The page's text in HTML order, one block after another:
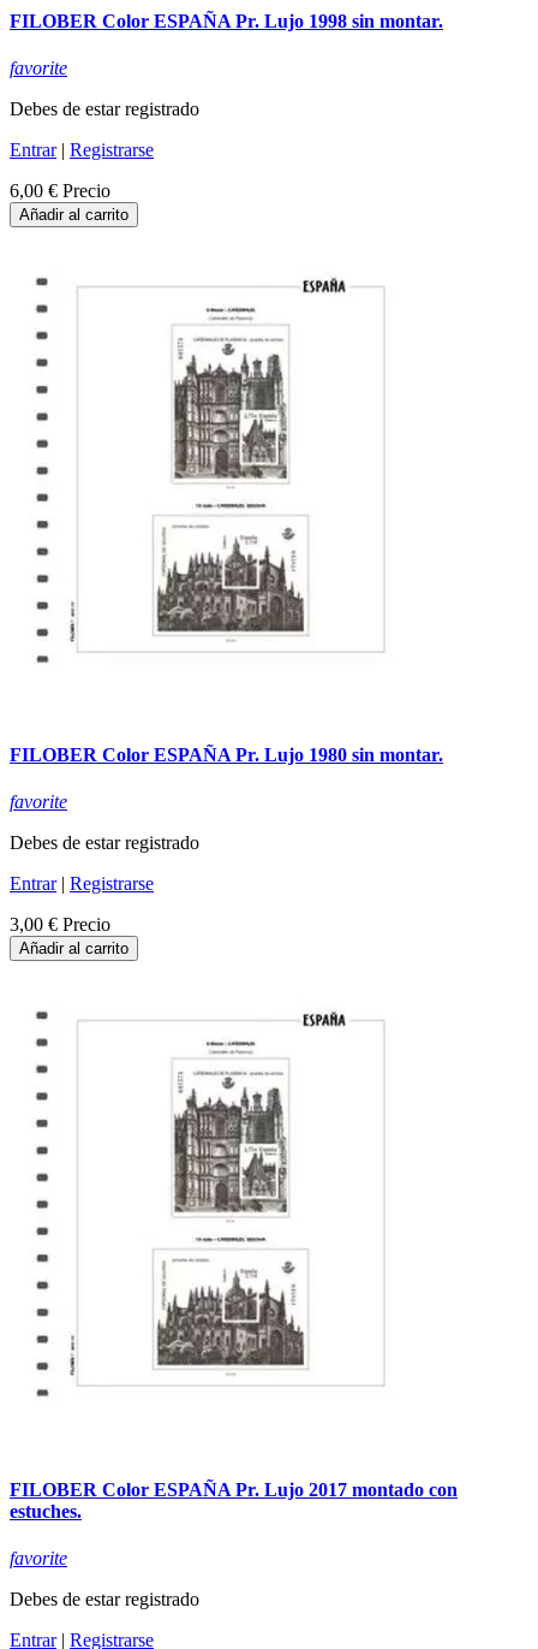
FILOBER Color ESPAÑA Pr. Lujo 1998 sin montar.
favorite
Debes de estar registrado
Entrar| Registrarse
6,00 € Precio
Añadir al carrito
FILOBER Color ESPAÑA Pr. Lujo 1980 sin montar.
favorite
Debes de estar registrado
Entrar| Registrarse
3,00 € Precio
Añadir al carrito
FILOBER Color ESPAÑA Pr. Lujo 2017 montado con
estuches.
favorite
Debes de estar registrado
Entrar| Registrarse